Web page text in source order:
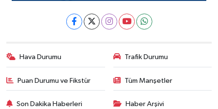
Hava Durumu Trafik Durumu
Puan Durumu ve Fikstür Tüm Manşetler
Son Dakika Haberleri Haber Arşivi